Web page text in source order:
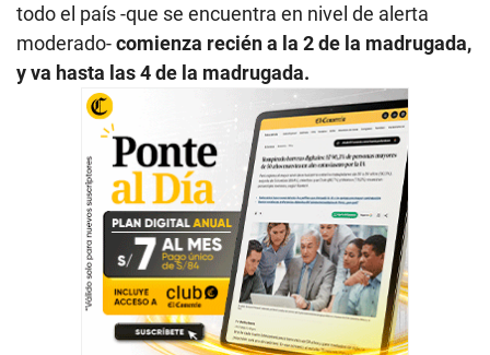
todo el país -que se encuentra en nivel de alerta
moderado-comienza recién a la 2 de la madrugada,
y va hasta las 4 de la madrugada.